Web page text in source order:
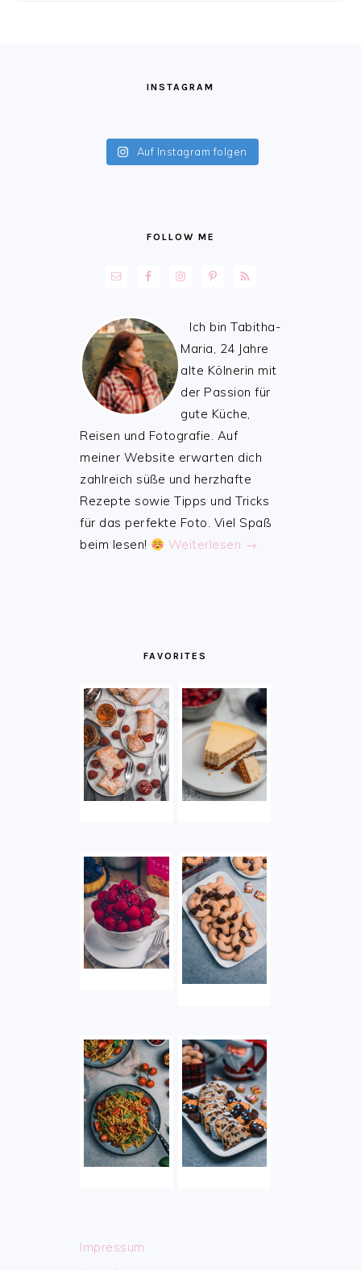
INSTAGRAM
Auf Instagram folgen
FOLLOW ME
Ich bin Tabitha-
Maria, 24 Jahre
alte Kölnerin mit
der Passion für
gute Küche,
Reisen und Fotografie. Auf
meiner Website erwarten dich
zahlreich süße und herzhafte
Rezepte sowie Tipps und Tricks
für das perfekte Foto. Viel Spaß
beim lesen!
Weiterlesen →
FAVORITES
Impressum